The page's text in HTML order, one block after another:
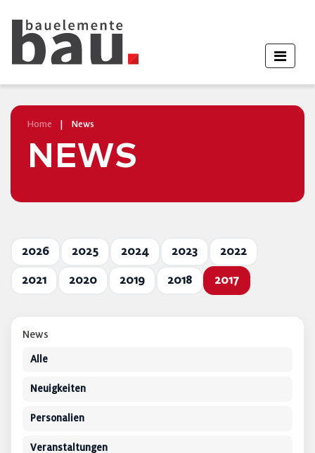
Home News
NEWS
2026 2025 2024 2023 2022
2021 2020 2019 2018 2017
News
Alle
Neuigkeiten
Personalien
Veranstaltungen